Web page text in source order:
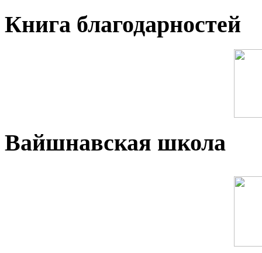
Книга благодарностей
Вайшнавская школа